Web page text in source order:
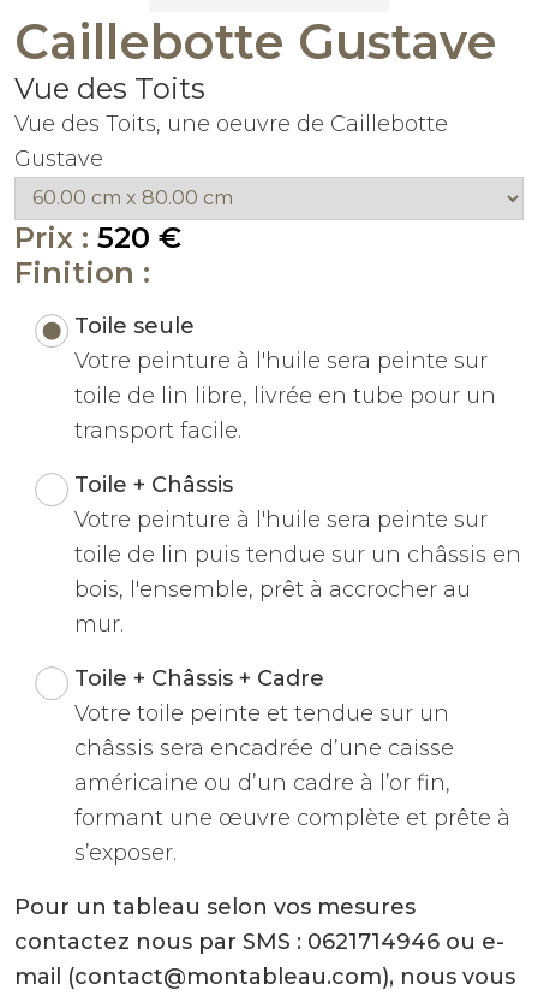
Caillebotte Gustave
Vue des Toits
Vue des Toits, une oeuvre de Caillebotte
Gustave
Prix : 520 €
Finition :
Toile seule
Votre peinture à l'huile sera peinte sur
toile de lin libre, livrée en tube pour un
transport facile.
Toile + Châssis
Votre peinture à l'huile sera peinte sur
toile de lin puis tendue sur un châssis en
bois, l'ensemble, prêt à accrocher au
mur.
Toile + Châssis + Cadre
Votre toile peinte et tendue sur un
châssis sera encadrée d’une caisse
américaine ou d’un cadre à l’or fin,
formant une œuvre complète et prête à
s’exposer.
Pour un tableau selon vos mesures
contactez nous par SMS : 0621714946 ou e-
mail (contact@montableau.com), nous vous